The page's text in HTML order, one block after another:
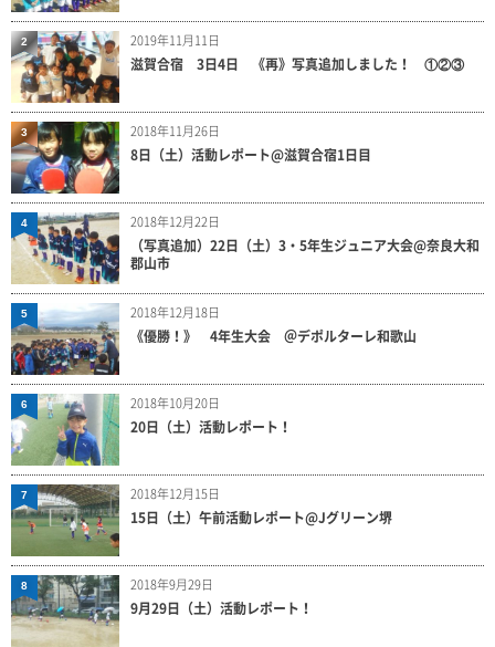
2019年11月11日
滋賀合宿 3日4日 《再》写真追加しました！ ①②③
2
2018年11月26日
8日（土）活動レポート@滋賀合宿1日目
3
2018年12月22日
（写真追加）22日（土）3・5年生ジュニア大会@奈良大和
郡山市
4
2018年12月18日
《優勝！》 4年生大会 ＠デポルターレ和歌山
5
2018年10月20日
20日（土）活動レポート！
6
2018年12月15日
15日（土）午前活動レポート@Jグリーン堺
7
2018年9月29日
9月29日（土）活動レポート！
8